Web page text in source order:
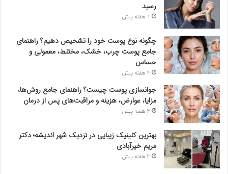
رسید
1 هفته پیش
چگونه نوع پوست خود را تشخیص دهیم؟ راهنمای
جامع پوست چرب، خشک، مختلط، معمولی و
حساس
3 هفته پیش
جوانسازی پوست چیست؟ راهنمای جامع روش‌ها،
مزایا، عوارض، هزینه و مراقبت‌های پس از درمان
3 هفته پیش
بهترین کلینیک زیبایی در نزدیک شهر اندیشه؛ دکتر
مریم خیرآبادی
3 هفته پیش